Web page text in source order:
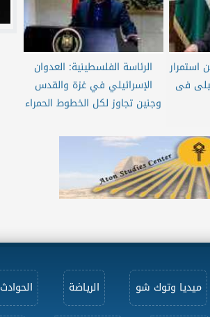
استمرار
فى
الرئاسة الفلسطينية: العدوان
الإسرائيلي في غزة والقدس
وجنين تجاوز لكل الخطوط الحمراء
ميديا وتوك شو الرياضة الحوادث